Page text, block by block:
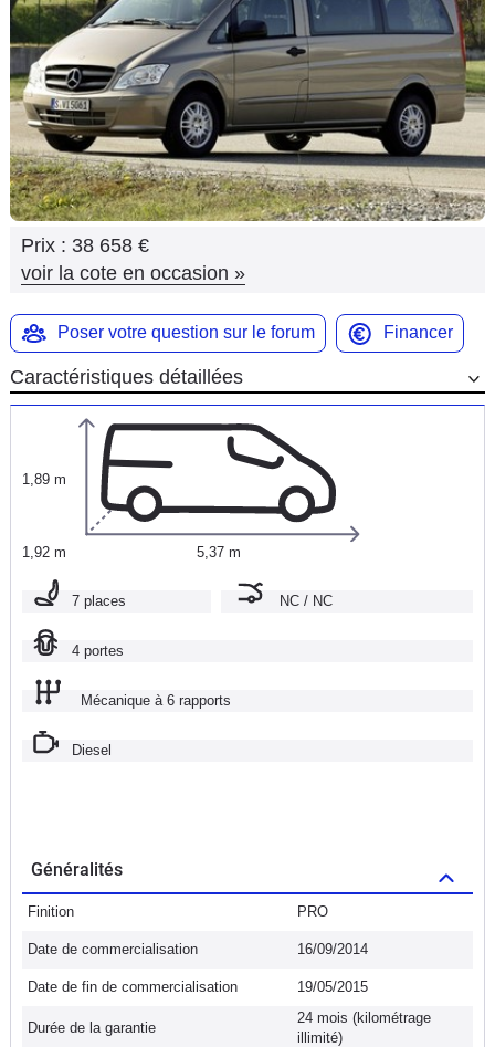
Flottes
Auto
Services
Forum
Moto
Marques
Prix : 38 658 €
voir la cote en occasion »
Poser votre question sur le forum Financer
Caractéristiques détaillées
1,89 m
1,92 m 5,37 m
7 places NC / NC
4 portes
Mécanique à 6 rapports
Diesel
Généralités
Finition PRO
Date de commercialisation 16/09/2014
Date de fin de commercialisation 19/05/2015
Durée de la garantie
24 mois (kilométrage
illimité)